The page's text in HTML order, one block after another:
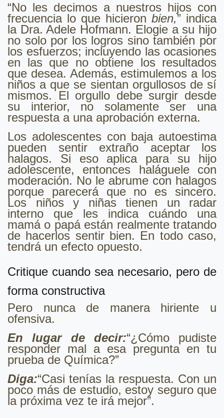
“No les decimos a nuestros hijos con
frecuencia lo que hicieron bien,” indica
la Dra. Adele Hofmann. Elogie a su hijo
no solo por los logros sino también por
los esfuerzos; incluyendo las ocasiones
en las que no obtiene los resultados
que desea. Además, estimulemos a los
niños a que se sientan orgullosos de sí
mismos. El orgullo debe surgir desde
su interior, no solamente ser una
respuesta a una aprobación externa.
Los adolescentes con baja autoestima
pueden sentir extraño aceptar los
halagos. Si eso aplica para su hijo
adolescente, entonces haláguele con
moderación. No le abrume con halagos
porque parecerá que no es sincero.
Los niños y niñas tienen un radar
interno que les indica cuándo una
mamá o papá están realmente tratando
de hacerlos sentir bien. En todo caso,
tendrá un efecto opuesto.
Critique cuando sea necesario, pero de
forma constructiva
Pero nunca de manera hiriente u
ofensiva.
En lugar de decir:“¿Cómo pudiste
responder mal a esa pregunta en tu
prueba de Química?”
Diga:“Casi tenías la respuesta. Con un
poco más de estudio, estoy seguro que
la próxima vez te irá mejor”.